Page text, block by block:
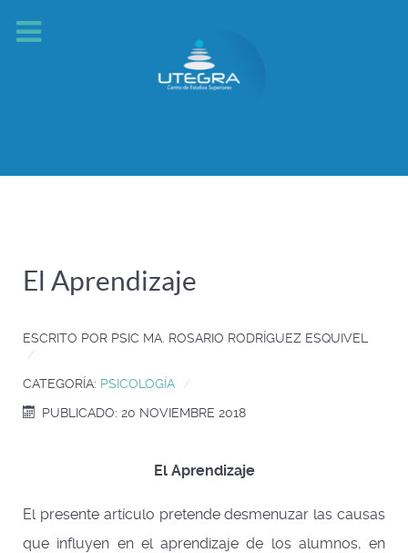
El Aprendizaje
ESCRITO POR PSIC MA. ROSARIO RODRÍGUEZ ESQUIVEL
CATEGORÍA: PSICOLOGÍA
PUBLICADO: 20 NOVIEMBRE 2018
El Aprendizaje
El presente artículo pretende desmenuzar las causas
que influyen en el aprendizaje de los alumnos, en